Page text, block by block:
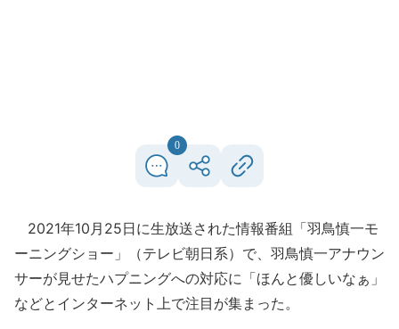
0
2021年10月25日に生放送された情報番組「羽鳥慎一モ
ーニングショー」（テレビ朝日系）で、羽鳥慎一アナウン
サーが見せたハプニングへの対応に「ほんと優しいなぁ」
などとインターネット上で注目が集まった。